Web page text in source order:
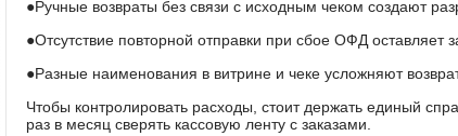
●Ручные возвраты без связи с исходным чеком создают
●Отсутствие повторной отправки при сбое ОФД оставляет
●Разные наименования в витрине и чеке усложняют
Чтобы контролировать расходы, стоит держать единый
раз в месяц сверять кассовую ленту с заказами.